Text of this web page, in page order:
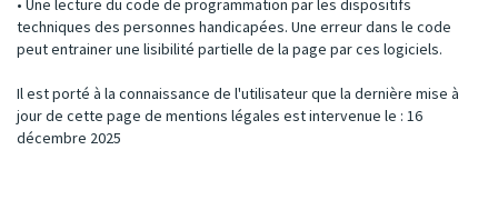
• Une lecture du code de programmation par les dispositifs
techniques des personnes handicapées. Une erreur dans le code
peut entrainer une lisibilité partielle de la page par ces logiciels.
Il est porté à la connaissance de l'utilisateur que la dernière mise à
jour de cette page de mentions légales est intervenue le : 16
décembre 2025